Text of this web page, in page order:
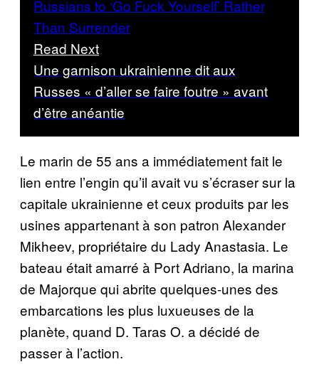
Read Next
Une garnison ukrainienne dit aux
Russes « d’aller se faire foutre » avant
d’être anéantie
Le marin de 55 ans a immédiatement fait le
lien entre l’engin qu’il avait vu s’écraser sur la
capitale ukrainienne et ceux produits par les
usines appartenant à son patron Alexander
Mikheev, propriétaire du Lady Anastasia. Le
bateau était amarré à Port Adriano, la marina
de Majorque qui abrite quelques-unes des
embarcations les plus luxueuses de la
planète, quand D. Taras O. a décidé de
passer à l’action.